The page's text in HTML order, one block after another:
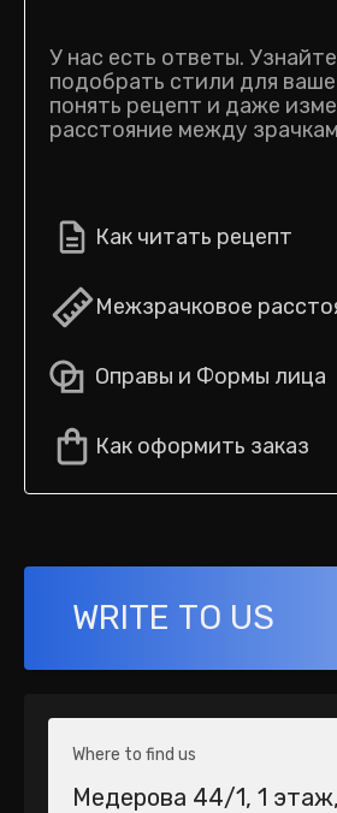
У нас есть ответы.
подобрать стили для
понять рецепт и даже
расстояние между
Как читать рецепт
Межзрачковое
Оправы и Формы лица
Как оформить заказ
WRITE TO US
Where to find us
Медерова 44/1​, 1